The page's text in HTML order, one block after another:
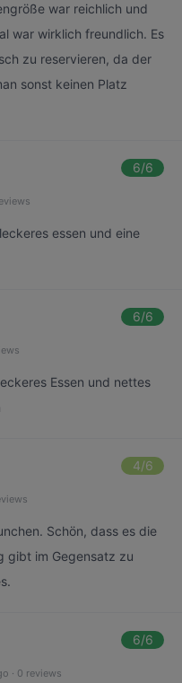
war reichlich und
war wirklich freundlich. Es
zu reservieren, da der
sonst keinen Platz
6/6
essen und eine
6/6
Essen und nettes
4/6
Schön, dass es die
gibt im Gegensatz zu
6/6
· 0 reviews